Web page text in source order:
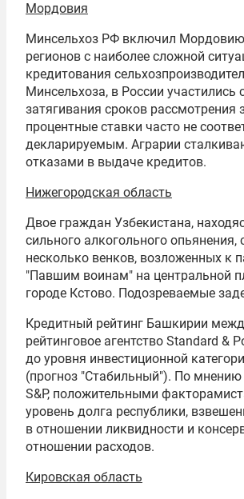
Мордовия
Минсельхоз РФ включил Мордовию
регионов с наиболее сложной
кредитования
Минсельхоза, в России участились
затягивания сроков рассмотрения
процентные ставки часто не
декларируемым. Аграрии
отказами в выдаче кредитов.
Нижегородская область
Двое граждан Узбекистана,
сильного алкогольного опьянения,
несколько венков, возложенных к
"Павшим воинам" на центральной
городе Кстово. Подозреваемые
Кредитный рейтинг Башкирии
рейтинговое агентство Standard &
до уровня инвестиционной
(прогноз "Стабильный"). По мнению
S&P, положительными
уровень долга республики,
в отношении ликвидности и
отношении расходов.
Кировская область